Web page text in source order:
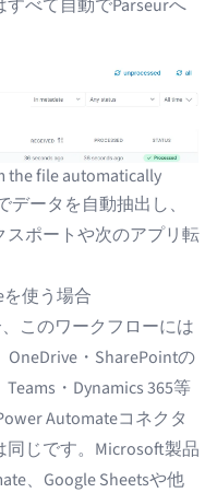
べて自動でParseurへ
the file automatically
ータを自動抽出し、
ポートや次のアプリ転
使う場合
このワークフローには
OneDrive・SharePointの
・Dynamics 365等
Automateコネクタ
じです。Microsoft製品
、Google Sheetsや他